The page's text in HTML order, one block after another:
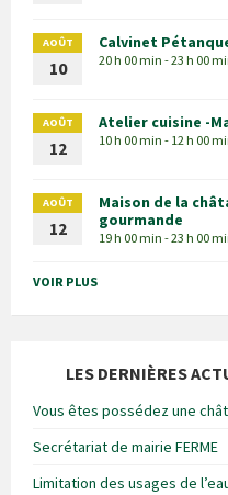
AOÛT
10
Calvinet
20 h 00 min - 23 h 00
AOÛT
12
Atelier cuisine -
10 h 00 min - 12 h 00
AOÛT
12
Maison de la
gourmande
19 h 00 min - 23 h 00
VOIR PLUS
LES DERNIÈRES
Vous êtes possédez une
Secrétariat de mairie FERME
Limitation des usages de